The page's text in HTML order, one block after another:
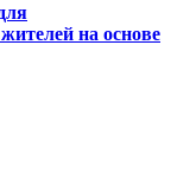
на основе